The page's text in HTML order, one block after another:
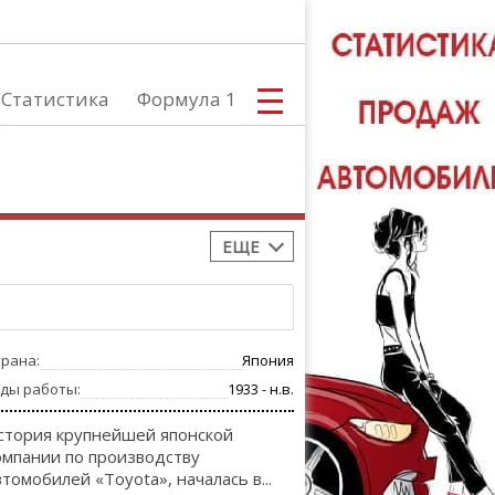
Статистика Формула 1
ЕЩЕ
Япония
работы:
1933 - н.в.
крупнейшей японской
по производству
«Toyota», началась в...